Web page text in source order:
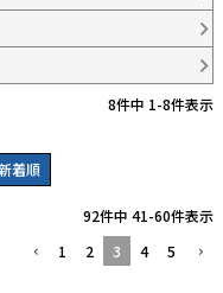
問い合わせる
8件中 1-8件表示
着順
92件中 41-60件表示
1
2 3 4 5